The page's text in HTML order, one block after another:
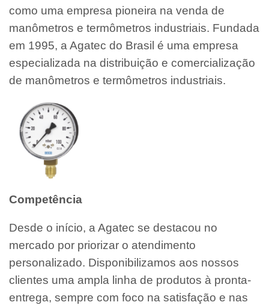
como uma empresa pioneira na venda de
manômetros e termômetros industriais. Fundada
em 1995, a Agatec do Brasil é uma empresa
especializada na distribuição e comercialização
de manômetros e termômetros industriais.
Competência
Desde o início, a Agatec se destacou no
mercado por priorizar o atendimento
personalizado. Disponibilizamos aos nossos
clientes uma ampla linha de produtos à pronta-
entrega, sempre com foco na satisfação e nas